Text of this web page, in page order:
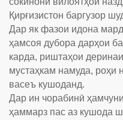
Қирғизистон баргузор
Дар як фазои идона
ҳамсоя дубора дарҳои
карда, риштаҳои
мустаҳкам намуда, роҳи
васеъ кушоданд.
Дар ин чорабинӣ
ҳаммарз пас аз кушода